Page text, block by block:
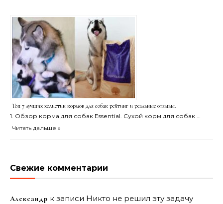
Топ 7 лучших холистик кормов для собак рейтинг и реальные отзывы.
1. Обзор корма для собак Essential. Сухой корм для собак …
Читать дальше »
Свежие комментарии
Александр к записи Никто не решил эту задачу